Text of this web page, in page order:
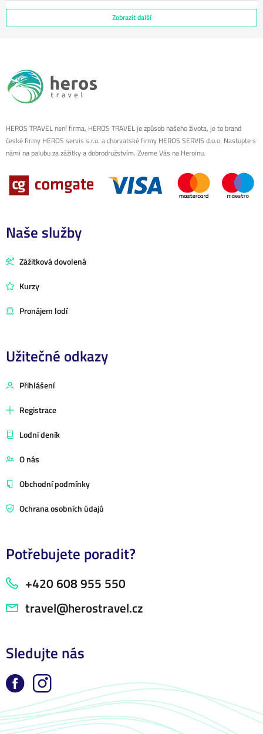
Zobrazit další
HEROS TRAVEL není firma, HEROS TRAVEL je způsob našeho života, je to brand
české firmy HEROS servis s.r.o. a chorvatské firmy HEROS SERVIS d.o.o. Nastupte s
námi na palubu za zážitky a dobrodružstvím. Zveme Vás na Heroinu.
Naše služby
Zážitková dovolená
Kurzy
Pronájem lodí
Užitečné odkazy
Přihlášení
Registrace
Lodní deník
O nás
Obchodní podmínky
Ochrana osobních údajů
Potřebujete poradit?
+420 608 955 550
travel@herostravel.cz
Sledujte nás